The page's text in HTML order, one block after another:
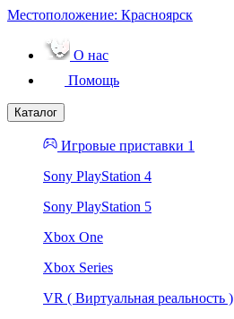
Местоположение: Красноярск
О нас
Помощь
Каталог
Игровые приставки 1
Sony PlayStation 4
Sony PlayStation 5
Xbox One
Xbox Series
VR ( Виртуальная реальность )